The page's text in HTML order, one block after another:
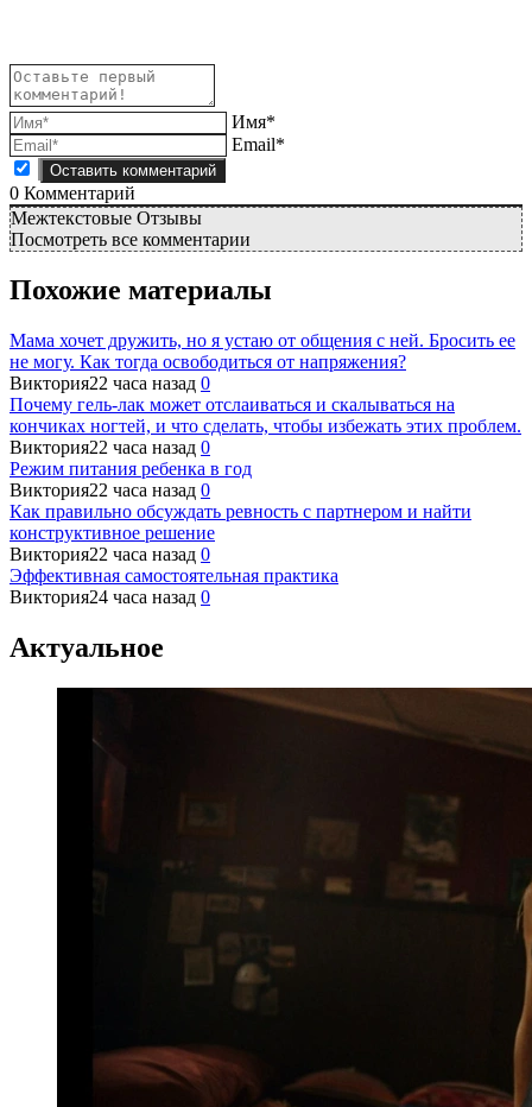
Имя*
Email*
0 Комментарий
Межтекстовые Отзывы
Посмотреть все комментарии
Похожие материалы
Мама хочет дружить, но я устаю от общения с ней. Бросить ее
не могу. Как тогда освободиться от напряжения?
Виктория22 часа назад 0
Почему гель-лак может отслаиваться и скалываться на
кончиках ногтей, и что сделать, чтобы избежать этих проблем.
Виктория22 часа назад 0
Режим питания ребенка в год
Виктория22 часа назад 0
Как правильно обсуждать ревность с партнером и найти
конструктивное решение
Виктория22 часа назад 0
Эффективная самостоятельная практика
Виктория24 часа назад 0
Актуальное